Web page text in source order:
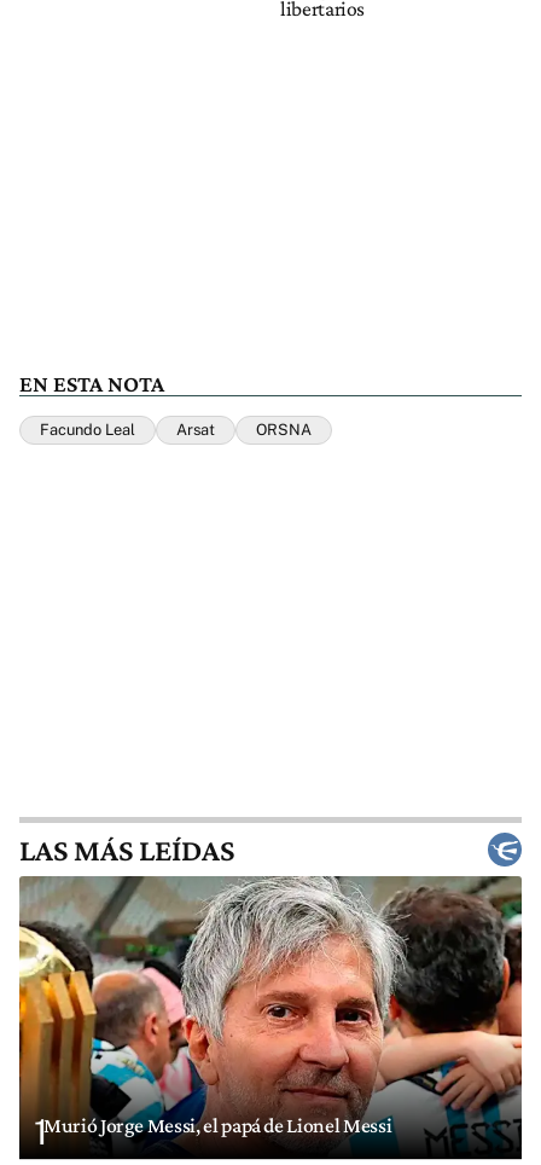
libertarios
EN ESTA NOTA
Facundo Leal Arsat ORSNA
LAS MÁS LEÍDAS
1Murió Jorge Messi, el papá de Lionel Messi